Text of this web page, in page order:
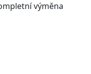
výměna